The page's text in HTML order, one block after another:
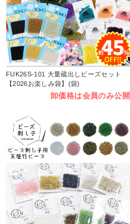
FUK26S-101 大量蔵出しビーズセット
【2026お楽しみ袋】(袋)
卸価格は会員のみ公開